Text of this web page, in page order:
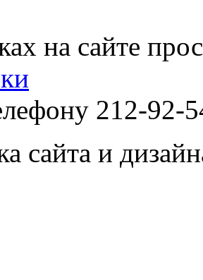
на сайте
212-92-
сайта и